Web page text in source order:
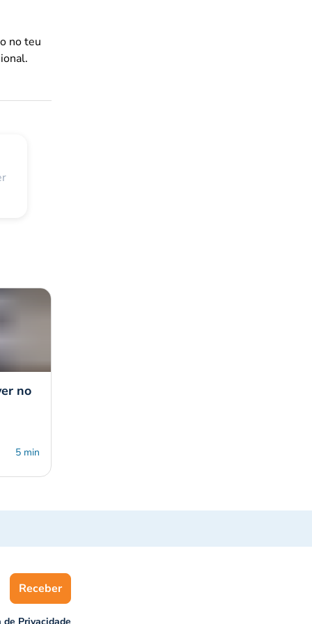
no teu
no
5 min
Receber